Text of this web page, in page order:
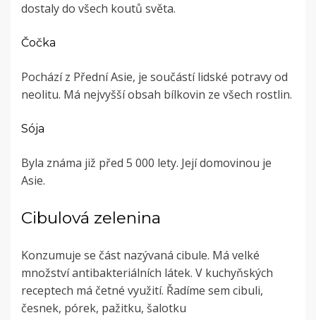
dostaly do všech koutů světa.
Čočka
Pochází z Přední Asie, je součástí lidské potravy od
neolitu. Má nejvyšší obsah bílkovin ze všech rostlin.
Sója
Byla známa již před 5 000 lety. Její domovinou je
Asie.
Cibulová zelenina
Konzumuje se část nazývaná cibule. Má velké
množství antibakteriálních látek. V kuchyňských
receptech má četné využití. Řadíme sem cibuli,
česnek, pórek, pažitku, šalotku